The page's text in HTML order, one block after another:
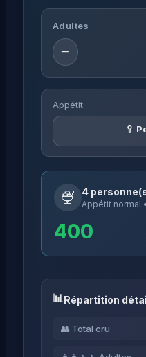
Adultes
−
Appétit
🥄
🍨 4
Appétit normal
400
Répartition
👥 Total cru